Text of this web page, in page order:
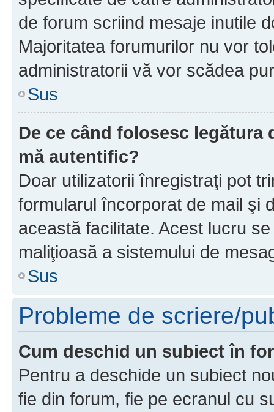
de forum scriind mesaje inutile
Majoritatea forumurilor nu vor
administratorii vă vor scădea
Sus
De ce când folosesc
mă autentific?
Doar utilizatorii înregistraţi pot
formularul încorporat de mail şi
această facilitate. Acest lucru
maliţioasă a sistemului de
Sus
Probleme de scriere/
Cum deschid un subiect în
Pentru a deschide un subiect
fie din forum, fie pe ecranul cu